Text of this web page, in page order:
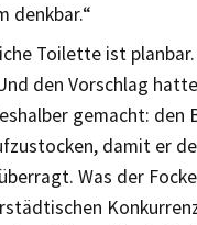
denkbar.“
Toilette ist
den Vorschlag
gemacht: den
damit er
Was der